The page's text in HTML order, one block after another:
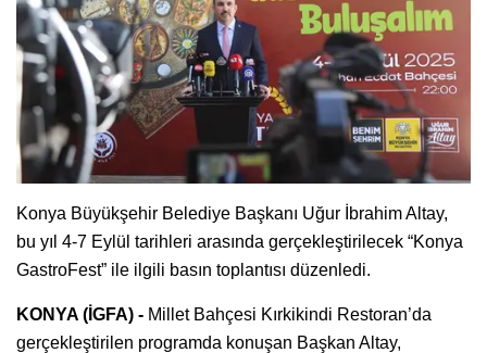
Konya Büyükşehir Belediye Başkanı Uğur İbrahim Altay,
bu yıl 4-7 Eylül tarihleri arasında gerçekleştirilecek “Konya
GastroFest” ile ilgili basın toplantısı düzenledi.
KONYA (İGFA) - Millet Bahçesi Kırkikindi Restoran’da
gerçekleştirilen programda konuşan Başkan Altay,